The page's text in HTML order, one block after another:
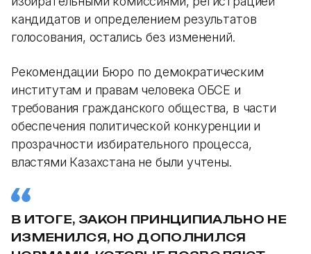
кандидатов и определением результатов
голосования, остались без изменений.
Рекомендации Бюро по демократическим
институтам и правам человека ОБСЕ и
требования гражданского общества, в части
обеспечения политической конкуренции и
прозрачности избирательного процесса,
властями Казахстана не были учтены.
В ИТОГЕ, ЗАКОН ПРИНЦИПИАЛЬНО НЕ
ИЗМЕНИЛСЯ, НО ДОПОЛНИЛСЯ